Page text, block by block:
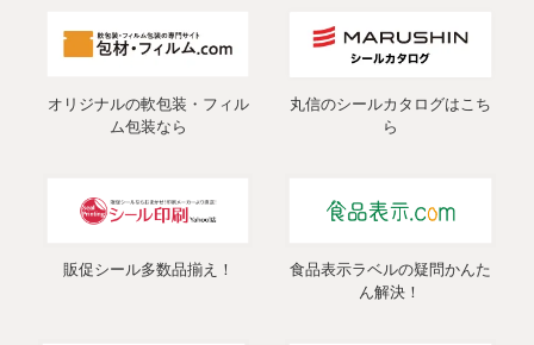
オリジナルの軟包装・フィル
ム包装なら
丸信のシールカタログはこち
ら
販促シール多数品揃え！
食品表示ラベルの疑問かんた
ん解決！